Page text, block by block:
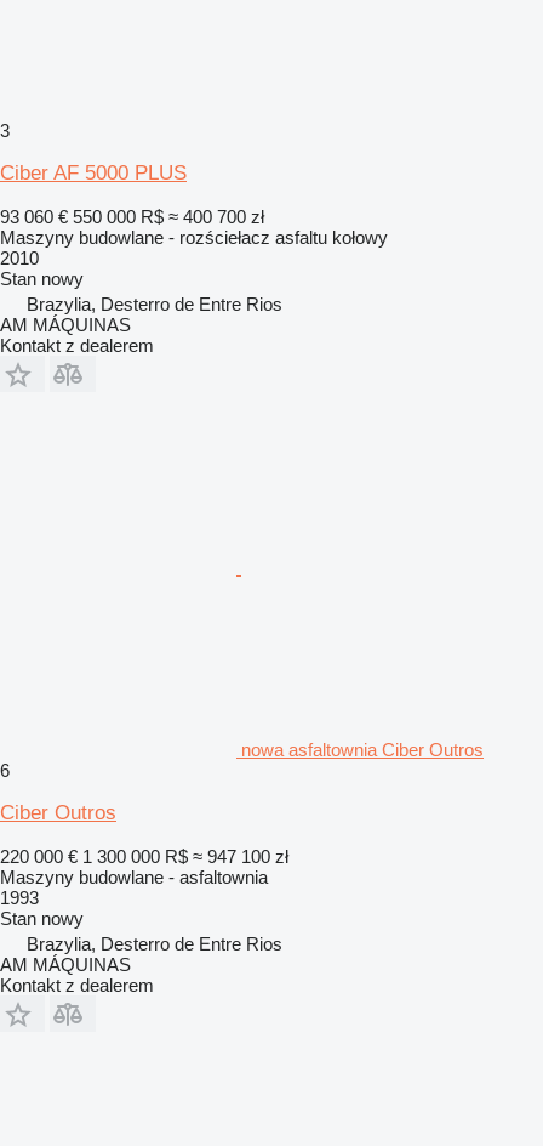
3
Ciber AF 5000 PLUS
93 060 € 550 000 R$ ≈ 400 700 zł
Maszyny budowlane - rozściełacz asfaltu kołowy
2010
Stan nowy
Brazylia, Desterro de Entre Rios
AM MÁQUINAS
Kontakt z dealerem
nowa asfaltownia Ciber Outros
6
Ciber Outros
220 000 € 1 300 000 R$ ≈ 947 100 zł
Maszyny budowlane - asfaltownia
1993
Stan nowy
Brazylia, Desterro de Entre Rios
AM MÁQUINAS
Kontakt z dealerem